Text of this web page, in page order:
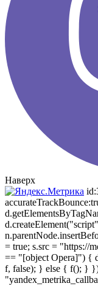
Наверх
= true; s.src = "https://
== "[object Opera]") {
f, false); } else { f(); }